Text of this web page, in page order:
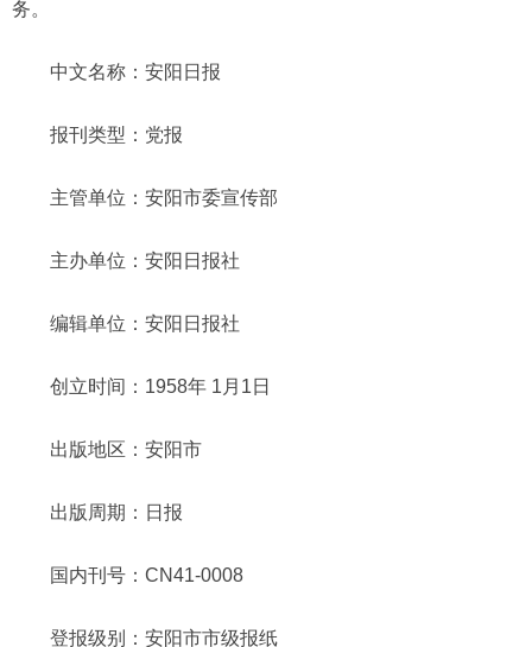
务。
中文名称：安阳日报
报刊类型：党报
主管单位：安阳市委宣传部
主办单位：安阳日报社
编辑单位：安阳日报社
创立时间：1958年 1月1日
出版地区：安阳市
出版周期：日报
国内刊号：CN41-0008
登报级别：安阳市市级报纸